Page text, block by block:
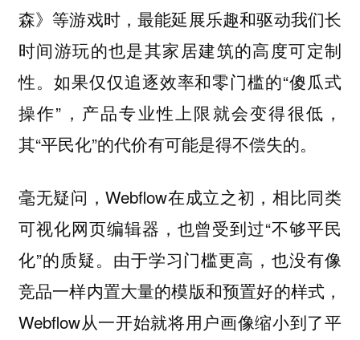
森》等游戏时，最能延展乐趣和驱动我们长
时间游玩的也是其家居建筑的高度可定制
性。如果仅仅追逐效率和零门槛的“傻瓜式
操作”，产品专业性上限就会变得很低，
其“平民化”的代价有可能是得不偿失的。
毫无疑问，Webflow在成立之初，相比同类
可视化网页编辑器，也曾受到过“不够平民
化”的质疑。由于学习门槛更高，也没有像
竞品一样内置大量的模版和预置好的样式，
Webflow从一开始就将用户画像缩小到了平